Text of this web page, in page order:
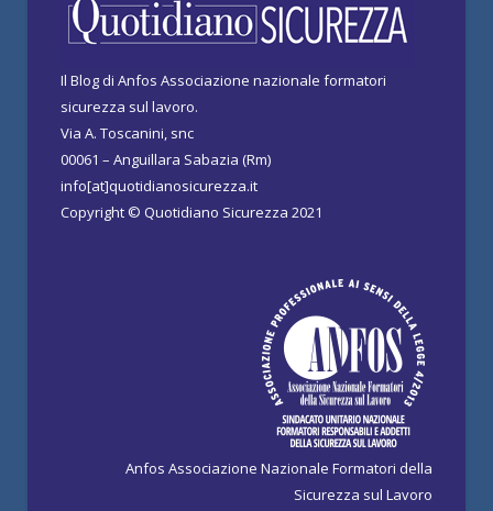
Il Blog di Anfos Associazione nazionale formatori
sicurezza sul lavoro.
Via A. Toscanini, snc
00061 – Anguillara Sabazia (Rm)
info[at]quotidianosicurezza.it
Copyright © Quotidiano Sicurezza 2021
Anfos Associazione Nazionale Formatori della
Sicurezza sul Lavoro